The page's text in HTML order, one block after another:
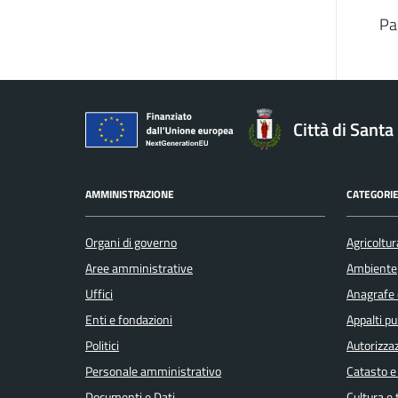
Città di
AMMINISTRAZIONE
Organi di governo
Aree amministrative
Uffici
Enti e fondazioni
Politici
Personale amministrativo
Ambiente
Appalti
Catasto